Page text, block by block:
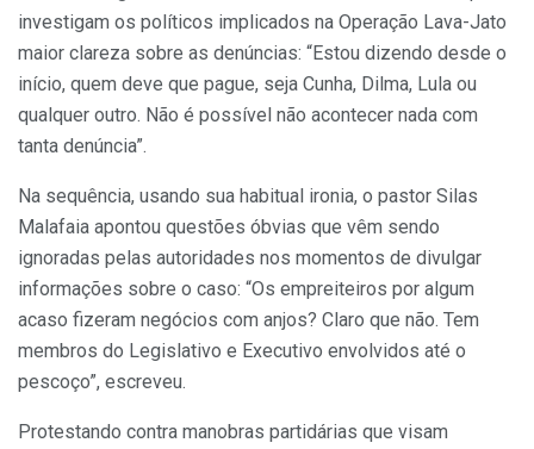
investigam os políticos implicados na Operação Lava-Jato
maior clareza sobre as denúncias: “Estou dizendo desde o
início, quem deve que pague, seja Cunha, Dilma, Lula ou
qualquer outro. Não é possível não acontecer nada com
tanta denúncia”.
Na sequência, usando sua habitual ironia, o pastor Silas
Malafaia apontou questões óbvias que vêm sendo
ignoradas pelas autoridades nos momentos de divulgar
informações sobre o caso: “Os empreiteiros por algum
acaso fizeram negócios com anjos? Claro que não. Tem
membros do Legislativo e Executivo envolvidos até o
pescoço”, escreveu.
Protestando contra manobras partidárias que visam